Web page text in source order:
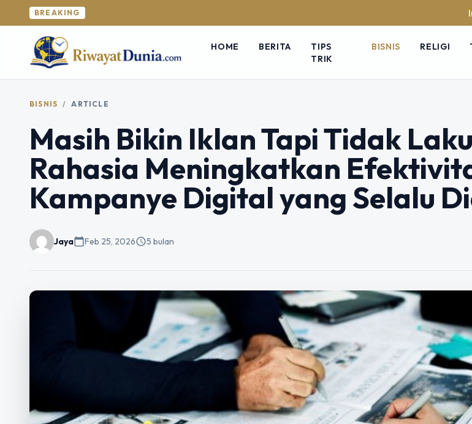
BREAKING Ingin
HOME BERITA
TIPS
TRIK
BISNIS RELIGI
BISNIS / ARTICLE
Masih Bikin Iklan Tapi Tidak
Rahasia Meningkatkan
Kampanye Digital yang Selalu
Jayacalendar_todayFeb 25, 2026schedule5 bulan